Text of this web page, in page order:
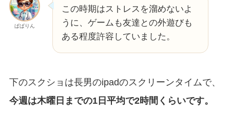
ぱぱりん
この時期はストレスを溜めないよ
うに、ゲームも友達との外遊びも
ある程度許容していました。
下のスクショは長男のipadのスクリーンタイムで、
今週は木曜日までの1日平均で2時間くらいです。